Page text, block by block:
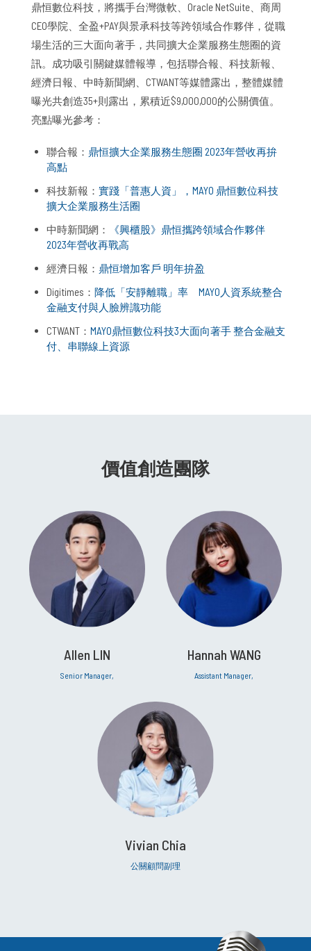
鼎恒數位科技，將攜手台灣微軟、Oracle NetSuite、商周
CEO學院、全盈+PAY與景承科技等跨領域合作夥伴，從職
場生活的三大面向著手，共同擴大企業服務生態圈的資
訊。成功吸引關鍵媒體報導，包括聯合報、科技新報、
經濟日報、中時新聞網、CTWANT等媒體露出，整體媒體
曝光共創造35+則露出，累積近$9,000,000的公關價值。
亮點曝光參考：
聯合報： 鼎恒擴大企業服務生態圈 2023年營收再拚
高點
科技新報：實踐「普惠人資」，MAYO 鼎恒數位科技
擴大企業服務生活圈
中時新聞網：
《興櫃股》鼎恒攜跨領域合作夥伴
2023年營收再戰高
經濟日報： 鼎恒增加客戶 明年拚盈
Digitimes：降低「安靜離職」率 MAYO人資系統整合
金融支付與人臉辨識功能
CTWANT：MAYO鼎恒數位科技3大面向著手 整合金融支
付、串聯線上資源
價值創造團隊
Allen LIN
Senior Manager,
Hannah WANG
Assistant Manager,
Vivian Chia
公關顧問副理